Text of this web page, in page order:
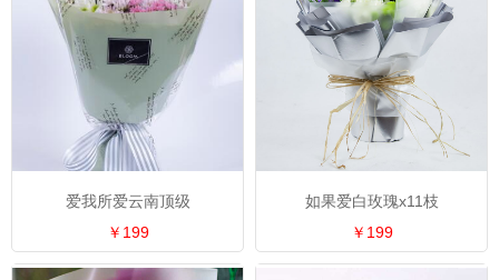
爱我所爱云南顶级
￥199
如果爱白玫瑰x11枝
￥199